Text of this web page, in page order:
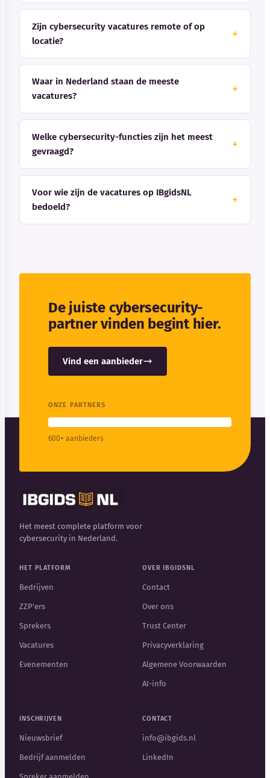
Zijn cybersecurity vacatures remote of op
locatie?
Waar in Nederland staan de meeste
vacatures?
Welke cybersecurity-functies zijn het meest
gevraagd?
Voor wie zijn de vacatures op IBgidsNL
bedoeld?
De juiste cybersecurity-
partner vinden begint hier.
Vind een aanbieder
ONZE PARTNERS
600+ aanbieders
Het meest complete platform voor
cybersecurity in Nederland.
HET PLATFORM
Bedrijven
ZZP'ers
Sprekers
Vacatures
Evenementen
OVER IBGIDSNL
Contact
Over ons
Trust Center
Privacyverklaring
Algemene Voorwaarden
AI-info
INSCHRIJVEN
Nieuwsbrief
Bedrijf aanmelden
CONTACT
info@ibgids.nl
LinkedIn